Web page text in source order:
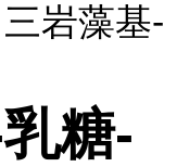
岩藻基-
糖-